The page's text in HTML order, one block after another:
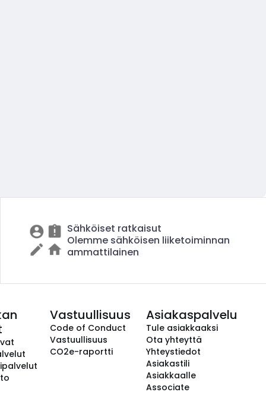
Sähköiset ratkaisut
Olemme sähköisen liiketoiminnan
ammattilainen
Vastuullisuus
Code of Conduct
Vastuullisuus
CO2e-raportti
Asiakaspalvelu
Tule asiakkaaksi
Ota yhteyttä
Yhteystiedot
Asiakastili
Asiakkaalle
Associate